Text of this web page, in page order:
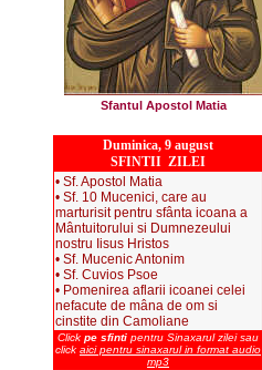
Sfantul Apostol Matia
Duminica, 9 august
SFINTII ZILEI
• Sf. Apostol Matia
• Sf. 10 Mucenici, care au
marturisit pentru sfânta icoana a
Mântuitorului si Dumnezeului
nostru Iisus Hristos
• Sf. Mucenic Antonim
• Sf. Cuvios Psoe
• Pomenirea aflarii icoanei celei
nefacute de mâna de om si
cinstite din Camoliane
Click pe sfinti pentru Sinaxarul zilei sau
click aici pentru sinaxarul in format audio
mp3